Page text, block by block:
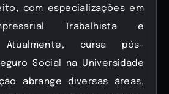
com especializações em
Trabalhista e
Atualmente, cursa pós-
Social na Universidade
abrange diversas áreas,